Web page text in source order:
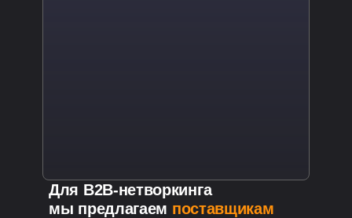
Для B2B-нетворкинга
мы предлагаем поставщикам